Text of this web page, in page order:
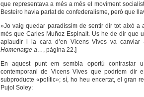
que representava a més a més el moviment
Besteiro havia parlat de confederalisme, però que
»Jo vaig quedar paradíssim de sentir dir tot això a
més que Carles Muñoz Espinalt. Us he de dir que
aplaudir i la cara d’en Vicens Vives va canviar
Homenatge a… , pàgina 22.]
En aquest punt em sembla oportú contrastar
contemporani de Vicens Vives que podríem dir
subproducte «polític»; sí, ho heu encertat, el gran
Pujol Soley: